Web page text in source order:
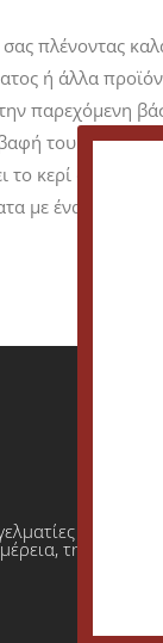
πλένοντας
ή άλλα
παρεχόμενη
του
το κερί στην
με ένα στεγνό
που
την